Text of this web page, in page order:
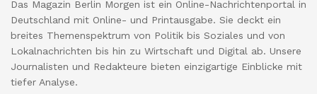
Das Magazin Berlin Morgen ist ein Online-Nachrichtenportal in
Deutschland mit Online- und Printausgabe. Sie deckt ein
breites Themenspektrum von Politik bis Soziales und von
Lokalnachrichten bis hin zu Wirtschaft und Digital ab. Unsere
Journalisten und Redakteure bieten einzigartige Einblicke mit
tiefer Analyse.